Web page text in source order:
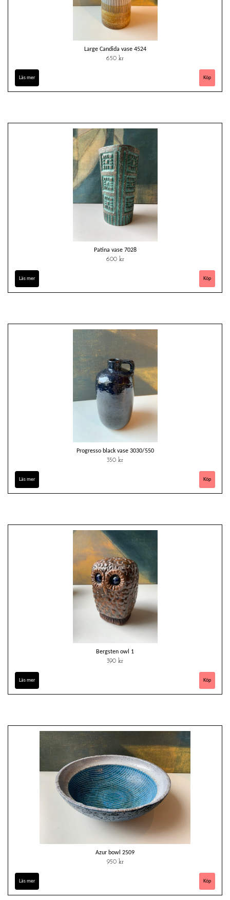
Large Candida vase 4524
650 kr
Läs mer
Patina vase 7028
600 kr
Läs mer
Progresso black vase 3030/550
350 kr
Läs mer
Bergsten owl 1
390 kr
Läs mer
Azur bowl 2509
950 kr
Läs mer